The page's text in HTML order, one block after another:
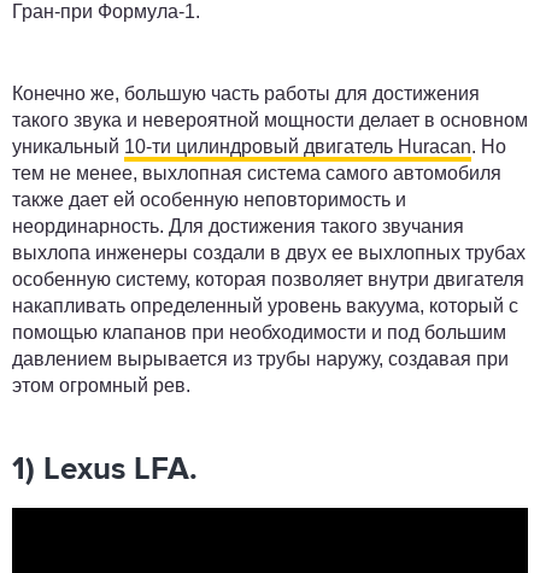
Гран-при Формула-1.
Конечно же, большую часть работы для достижения
такого звука и невероятной мощности делает в основном
уникальный 10-ти цилиндровый двигатель Huracan. Но
тем не менее, выхлопная система самого автомобиля
также дает ей особенную неповторимость и
неординарность. Для достижения такого звучания
выхлопа инженеры создали в двух ее выхлопных трубах
особенную систему, которая позволяет внутри двигателя
накапливать определенный уровень вакуума, который с
помощью клапанов при необходимости и под большим
давлением вырывается из трубы наружу, создавая при
этом огромный рев.
1) Lexus LFA.